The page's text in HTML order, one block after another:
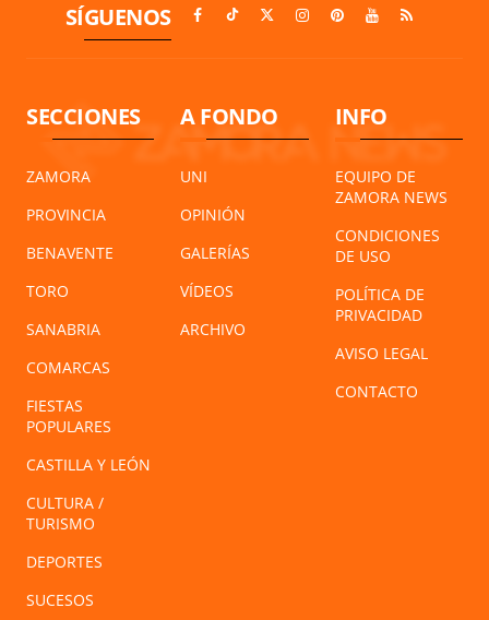
SÍGUENOS
SECCIONES
ZAMORA
PROVINCIA
BENAVENTE
TORO
SANABRIA
COMARCAS
FIESTAS
POPULARES
CASTILLA Y LEÓN
CULTURA /
TURISMO
DEPORTES
SUCESOS
A FONDO
UNI
OPINIÓN
GALERÍAS
VÍDEOS
ARCHIVO
INFO
EQUIPO DE
ZAMORA NEWS
CONDICIONES
DE USO
POLÍTICA DE
PRIVACIDAD
AVISO LEGAL
CONTACTO